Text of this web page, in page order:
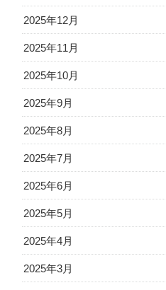
2025年12月
2025年11月
2025年10月
2025年9月
2025年8月
2025年7月
2025年6月
2025年5月
2025年4月
2025年3月